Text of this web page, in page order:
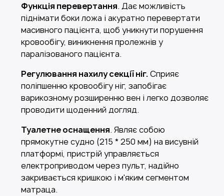
Функція перевертання. Дає можливість
піднімати боки ложа і акуратно перевертати
масивного пацієнта, щоб уникнути порушення
кровообігу, виникнення пролежнів у
паралізованого пацієнта.
Регулювання нахилу секції ніг.Сприяє
поліпшенню кровообігу ніг, запобігає
варикозному розширенню вен і легко дозволяє
проводити щоденний догляд.
Туалетне оснащення. Являє собою
прямокутне судно (215 * 250 мм) на висувній
платформі, пристрій управляється
електроприводом через пульт, надійно
закривається кришкою і м'яким сегментом
матраца.